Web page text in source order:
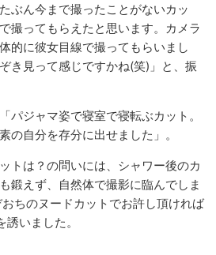
ぶん今まで撮ったことがないカッ
撮ってもらえたと思います。カメラ
的に彼女目線で撮ってもらいまし
き見って感じですかね(笑)」と、振
パジャマ姿で寝室で寝転ぶカット。
の自分を存分に出せました」。
トは？の問いには、シャワー後のカ
鍛えず、自然体で撮影に臨んでしま
ちのヌードカットでお許し頂ければ
いました。